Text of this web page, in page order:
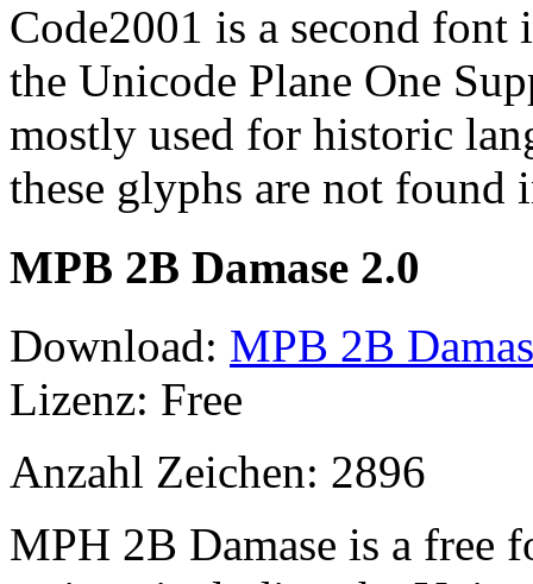
Code2001 is a second
the Unicode Plane One
mostly used for historic
these glyphs are not found
MPB 2B Damase 2.0
Download: MPB 2B
Lizenz: Free
Anzahl Zeichen: 2896
MPH 2B Damase is a free